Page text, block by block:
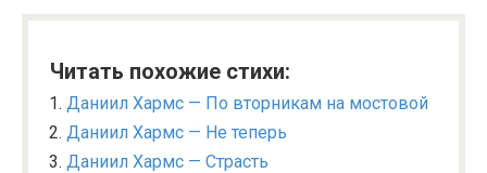
Читать похожие стихи:
Даниил Хармс — По вторникам на мостовой
Даниил Хармс — Не теперь
Даниил Хармс — Страсть